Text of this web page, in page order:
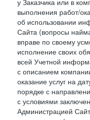
у Заказчика или в
выполнения работ/
об использовании
Сайта (вопросы
вправе по своему
исполнение своих
всей Учетной
с описанием
оказание услуг на
порядке с
с условиями
Администрацией